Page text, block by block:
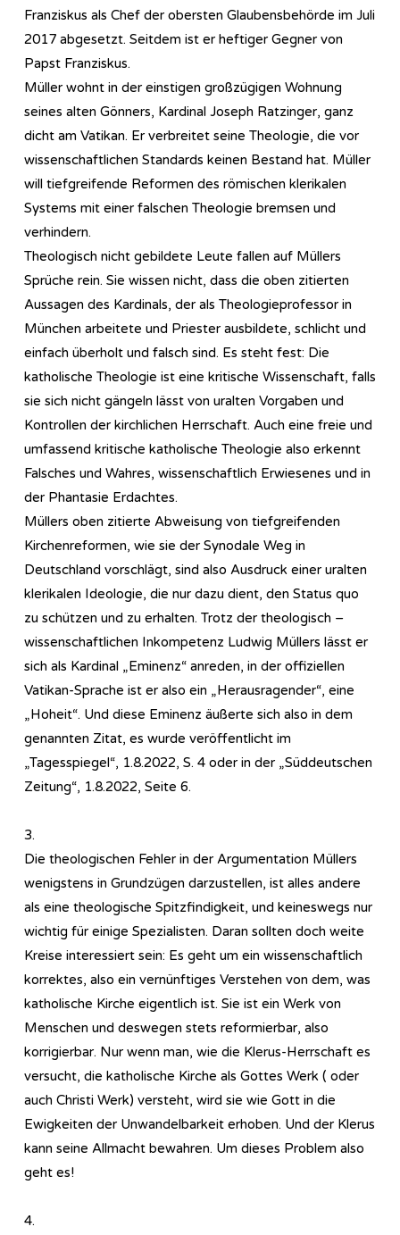
Franziskus als Chef der obersten Glaubensbehörde im Juli
2017 abgesetzt. Seitdem ist er heftiger Gegner von
Papst Franziskus.
Müller wohnt in der einstigen großzügigen Wohnung
seines alten Gönners, Kardinal Joseph Ratzinger, ganz
dicht am Vatikan. Er verbreitet seine Theologie, die vor
wissenschaftlichen Standards keinen Bestand hat. Müller
will tiefgreifende Reformen des römischen klerikalen
Systems mit einer falschen Theologie bremsen und
verhindern.
Theologisch nicht gebildete Leute fallen auf Müllers
Sprüche rein. Sie wissen nicht, dass die oben zitierten
Aussagen des Kardinals, der als Theologieprofessor in
München arbeitete und Priester ausbildete, schlicht und
einfach überholt und falsch sind. Es steht fest: Die
katholische Theologie ist eine kritische Wissenschaft, falls
sie sich nicht gängeln lässt von uralten Vorgaben und
Kontrollen der kirchlichen Herrschaft. Auch eine freie und
umfassend kritische katholische Theologie also erkennt
Falsches und Wahres, wissenschaftlich Erwiesenes und in
der Phantasie Erdachtes.
Müllers oben zitierte Abweisung von tiefgreifenden
Kirchenreformen, wie sie der Synodale Weg in
Deutschland vorschlägt, sind also Ausdruck einer uralten
klerikalen Ideologie, die nur dazu dient, den Status quo
zu schützen und zu erhalten. Trotz der theologisch –
wissenschaftlichen Inkompetenz Ludwig Müllers lässt er
sich als Kardinal „Eminenz“ anreden, in der offiziellen
Vatikan-Sprache ist er also ein „Herausragender“, eine
„Hoheit“. Und diese Eminenz äußerte sich also in dem
genannten Zitat, es wurde veröffentlicht im
„Tagesspiegel“, 1.8.2022, S. 4 oder in der „Süddeutschen
Zeitung“, 1.8.2022, Seite 6.
3.
Die theologischen Fehler in der Argumentation Müllers
wenigstens in Grundzügen darzustellen, ist alles andere
als eine theologische Spitzfindigkeit, und keineswegs nur
wichtig für einige Spezialisten. Daran sollten doch weite
Kreise interessiert sein: Es geht um ein wissenschaftlich
korrektes, also ein vernünftiges Verstehen von dem, was
katholische Kirche eigentlich ist. Sie ist ein Werk von
Menschen und deswegen stets reformierbar, also
korrigierbar. Nur wenn man, wie die Klerus-Herrschaft es
versucht, die katholische Kirche als Gottes Werk ( oder
auch Christi Werk) versteht, wird sie wie Gott in die
Ewigkeiten der Unwandelbarkeit erhoben. Und der Klerus
kann seine Allmacht bewahren. Um dieses Problem also
geht es!
4.